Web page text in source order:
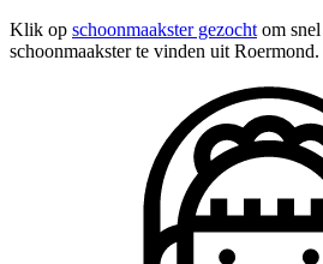
Klik op schoonmaakster gezocht om
schoonmaakster te vinden uit Roermond.